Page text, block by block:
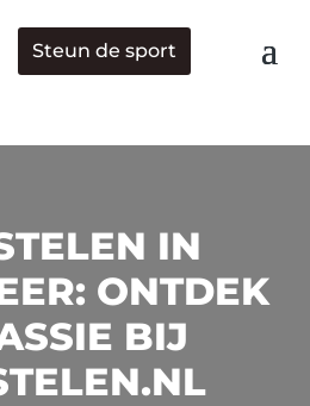
Steun de sport
IN
ONTDEK
BIJ